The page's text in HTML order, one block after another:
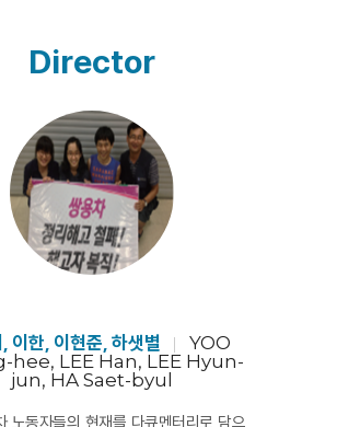
Director
이한, 이현준, 하샛별
YOO
hee, LEE Han, LEE Hyun-
jun, HA Saet-byul
노동자들의 현재를 다큐멘터리로 담으